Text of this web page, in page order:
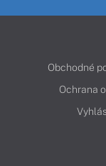
Obchodné
Ochrana